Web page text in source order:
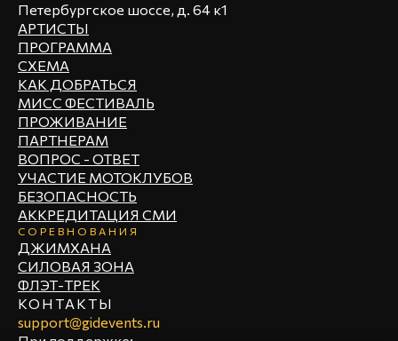
«Мисс Фестиваль» — 2 конкурс
JEANS N'ROSES
Флэт- трек
DM TRIBUTE SPB
Флэт- трек
METAL MANIACS
Силовое Шоу
EASY DIZZY
Стантрайдинг Шоу
IP ORCHESTRA
«Мисс Фестиваль» — 3 конкурс
Финал и награждение
победительницы конкурса «Мисс
Фестиваль»
BEARWOLF
Розыгрыш мотоцикла
КОМНАТА КУЛЬТУРЫ
ЗАКРЫТИЕ ФЕСТИВАЛЯ
Петербургское шоссе, д. 64 к1
АРТИСТЫ
ПРОГРАММА
СХЕМА
КАК ДОБРАТЬСЯ
МИСС ФЕСТИВАЛЬ
ПРОЖИВАНИЕ
ПАРТНЕРАМ
ВОПРОС - ОТВЕТ
УЧАСТИЕ МОТОКЛУБОВ
БЕЗОПАСНОСТЬ
АККРЕДИТАЦИЯ СМИ
СОРЕВНОВАНИЯ
ДЖИМХАНА
СИЛОВАЯ ЗОНА
ФЛЭТ-ТРЕК
КОНТАКТЫ
support@gidevents.ru